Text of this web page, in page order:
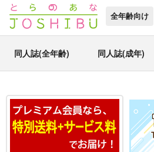
全年齢向け
同人誌(全年齢) 同人誌(成年)